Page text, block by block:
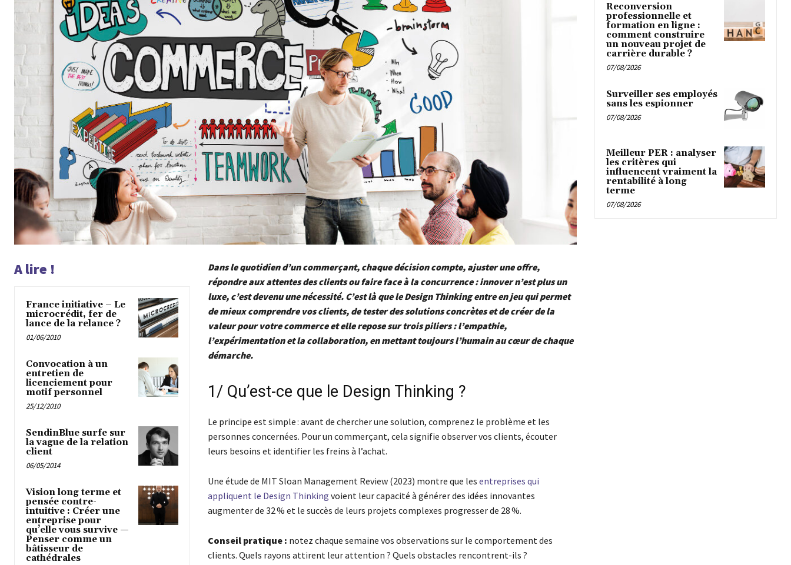
A lire !
France initiative – Le
microcrédit, fer de
lance de la relance ?
01/06/2010
Convocation à un
entretien de
licenciement pour
motif personnel
25/12/2010
SendinBlue surfe sur
la vague de la relation
client
06/05/2014
Vision long terme et
pensée contre-
intuitive : Créer une
entreprise pour
qu’elle vous survive —
Penser comme un
bâtisseur de
cathédrales
Dans le quotidien d’un commerçant, chaque décision compte, ajuster une offre,
répondre aux attentes des clients ou faire face à la concurrence : innover n’est plus un
luxe, c’est devenu une nécessité. C’est là que le Design Thinking entre en jeu qui permet
de mieux comprendre vos clients, de tester des solutions concrètes et de créer de la
valeur pour votre commerce et elle repose sur trois piliers : l’empathie,
l’expérimentation et la collaboration, en mettant toujours l’humain au cœur de chaque
démarche.
1/ Qu’est-ce que le Design Thinking ?
Le principe est simple : avant de chercher une solution, comprenez le problème et les
personnes concernées. Pour un commerçant, cela signifie observer vos clients, écouter
leurs besoins et identifier les freins à l’achat.
Une étude de MIT Sloan Management Review (2023) montre que les entreprises qui
appliquent le Design Thinking voient leur capacité à générer des idées innovantes
augmenter de 32 % et le succès de leurs projets complexes progresser de 28 %.
Conseil pratique : notez chaque semaine vos observations sur le comportement des
clients. Quels rayons attirent leur attention ? Quels obstacles rencontrent-ils ?
Reconversion
professionnelle et
formation en ligne :
comment construire
un nouveau projet de
carrière durable ?
07/08/2026
Surveiller ses employés
sans les espionner
07/08/2026
Meilleur PER : analyser
les critères qui
influencent vraiment la
rentabilité à long
terme
07/08/2026